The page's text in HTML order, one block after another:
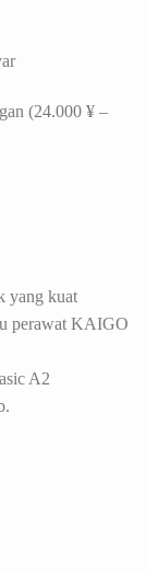
¥ –
yang kuat
perawat KAIGO
A2